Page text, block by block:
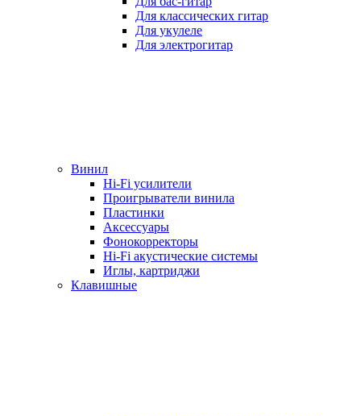
Для классических гитар
Для укулеле
Для электрогитар
Винил
Hi-Fi усилители
Проигрыватели винила
Пластинки
Аксессуары
Фонокорректоры
Hi-Fi акустические системы
Иглы, картриджи
Клавишные